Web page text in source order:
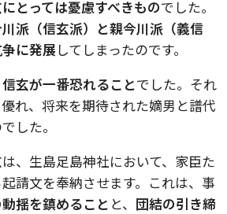
とっては憂慮すべきものでした。
派（信玄派）と親今川派（義信
に発展してしまったのです。
玄が一番恐れることでした。それ
れ、将来を期待された嫡男と譜代
した。
、生島足島神社において、家臣た
請文を奉納させます。これは、事
揺を鎮めること と、 団結の引き締